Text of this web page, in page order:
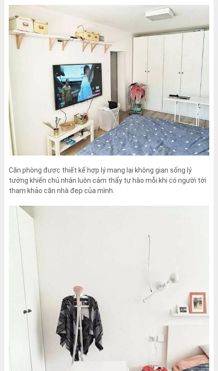
Căn phòng được thiết kế hợp lý mang lại không gian sống lý
tưởng khiến chủ nhân luôn cảm thấy tự hào mỗi khi có người tới
tham khảo căn nhà đẹp của mình.